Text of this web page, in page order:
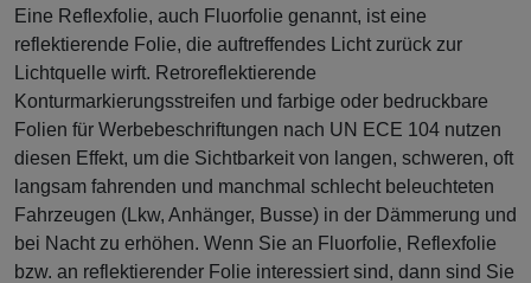
Eine Reflexfolie, auch Fluorfolie genannt, ist eine
reflektierende Folie, die auftreffendes Licht zurück zur
Lichtquelle wirft. Retroreflektierende
Konturmarkierungsstreifen und farbige oder bedruckbare
Folien für Werbebeschriftungen nach UN ECE 104 nutzen
diesen Effekt, um die Sichtbarkeit von langen, schweren, oft
langsam fahrenden und manchmal schlecht beleuchteten
Fahrzeugen (Lkw, Anhänger, Busse) in der Dämmerung und
bei Nacht zu erhöhen. Wenn Sie an Fluorfolie, Reflexfolie
bzw. an reflektierender Folie interessiert sind, dann sind Sie